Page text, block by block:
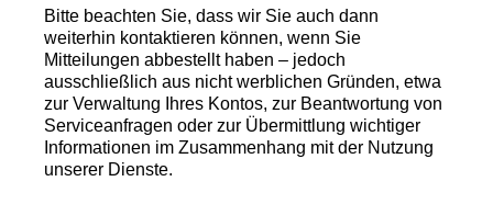
Bitte beachten Sie, dass wir Sie auch dann
weiterhin kontaktieren können, wenn Sie
Mitteilungen abbestellt haben – jedoch
ausschließlich aus nicht werblichen Gründen, etwa
zur Verwaltung Ihres Kontos, zur Beantwortung von
Serviceanfragen oder zur Übermittlung wichtiger
Informationen im Zusammenhang mit der Nutzung
unserer Dienste.